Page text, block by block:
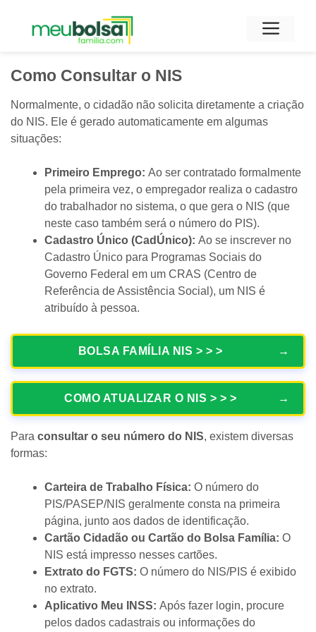
Como Consultar o NIS
Normalmente, o cidadão não solicita diretamente a criação
do NIS. Ele é gerado automaticamente em algumas
situações:
Primeiro Emprego: Ao ser contratado formalmente
pela primeira vez, o empregador realiza o cadastro
do trabalhador no sistema, o que gera o NIS (que
neste caso também será o número do PIS).
Cadastro Único (CadÚnico): Ao se inscrever no
Cadastro Único para Programas Sociais do
Governo Federal em um CRAS (Centro de
Referência de Assistência Social), um NIS é
atribuído à pessoa.
BOLSA FAMÍLIA NIS > > >
COMO ATUALIZAR O NIS > > >
Para consultar o seu número do NIS, existem diversas
formas:
Carteira de Trabalho Física: O número do
PIS/PASEP/NIS geralmente consta na primeira
página, junto aos dados de identificação.
Cartão Cidadão ou Cartão do Bolsa Família: O
NIS está impresso nesses cartões.
Extrato do FGTS: O número do NIS/PIS é exibido
no extrato.
Aplicativo Meu INSS: Após fazer login, procure
pelos dados cadastrais ou informações do